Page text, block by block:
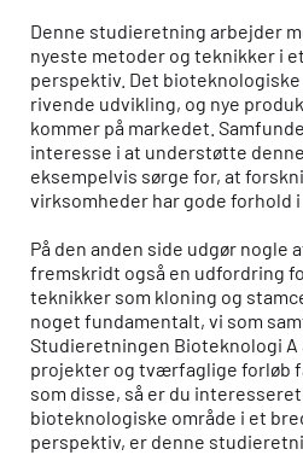
Denne studieretning arbejder
nyeste metoder og teknikker i
perspektiv. Det bioteknologiske
rivende udvikling, og nye
kommer på markedet.
interesse i at understøtte
eksempelvis sørge for, at
virksomheder har gode forhold i
På den anden side udgør nogle
fremskridt også en udfordring
teknikker som kloning og
noget fundamentalt, vi som
Studieretningen Bioteknologi A
projekter og tværfaglige forløb
som disse, så er du
bioteknologiske område i et
perspektiv, er denne